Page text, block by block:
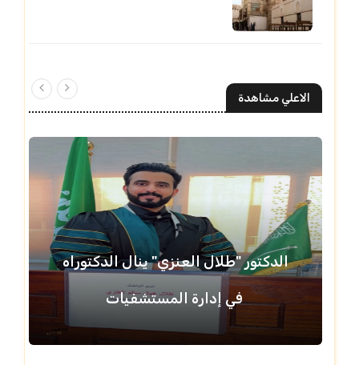
الاعلي مشاهدة
الدكتور "طلال العنزي" ينال الدكتوراه
في إدارة المستشفيات